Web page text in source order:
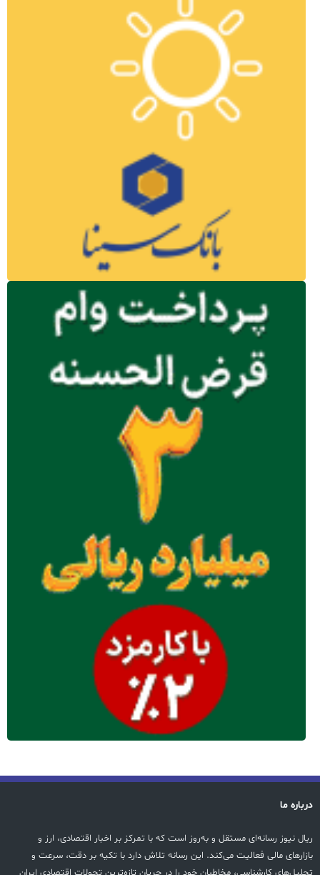
درباره ما
ریال نیوز رسانه‌ای مستقل و به‌روز است که با تمرکز بر اخبار اقتصادی، ارز و
بازارهای مالی فعالیت می‌کند. این رسانه تلاش دارد با تکیه بر دقت، سرعت و